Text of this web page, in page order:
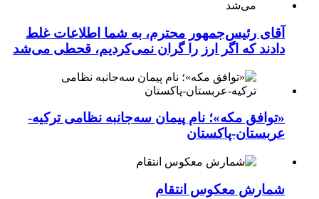
آقای رئیس‌جمهور محترم، به شما اطلاعات غلط
دادند که اگر ارز را گران نمی‌کردیم، قحطی می‌شد
«توافق مکه»؛ نام پیمان سه‌جانبه نظامی ترکیه-
عربستان-پاکستان
شمارش معکوس انتقام